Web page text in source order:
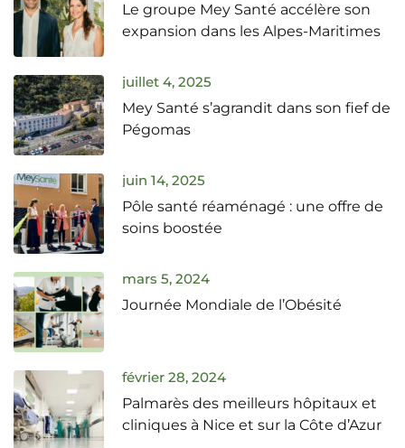
Le groupe Mey Santé accélère son
expansion dans les Alpes-Maritimes
juillet 4, 2025
Mey Santé s’agrandit dans son fief de
Pégomas
juin 14, 2025
Pôle santé réaménagé : une offre de
soins boostée
mars 5, 2024
Journée Mondiale de l’Obésité
février 28, 2024
Palmarès des meilleurs hôpitaux et
cliniques à Nice et sur la Côte d’Azur